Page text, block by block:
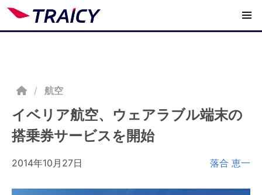
/ 航空
イベリア航空、ウェアラブル端末の
搭乗券サービスを開始
2014年10月27日 落合 恵一